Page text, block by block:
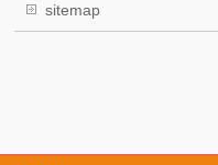
sitemap